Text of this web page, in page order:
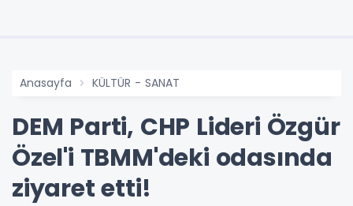
Anasayfa KÜLTÜR - SANAT
DEM Parti, CHP Lideri Özgür
Özel'i TBMM'deki odasında
ziyaret etti!